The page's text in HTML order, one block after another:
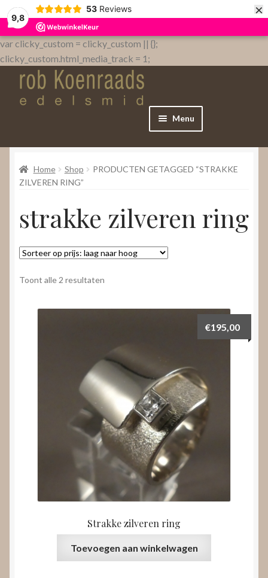
9,8
53 Reviews ×
var clicky_custom = clicky_custom || {};
clicky_custom.html_media_track = 1;
Menu
Home
WebShop
Over
Nieuws
Video’s
uitvouwen
Home Shop
PRODUCTEN GETAGGED “STRAKKE
ZILVEREN RING”
strakke zilveren ring
Toont alle 2 resultaten
hoog
Strakke zilveren ring
€195,00
Toevoegen aan winkelwagen